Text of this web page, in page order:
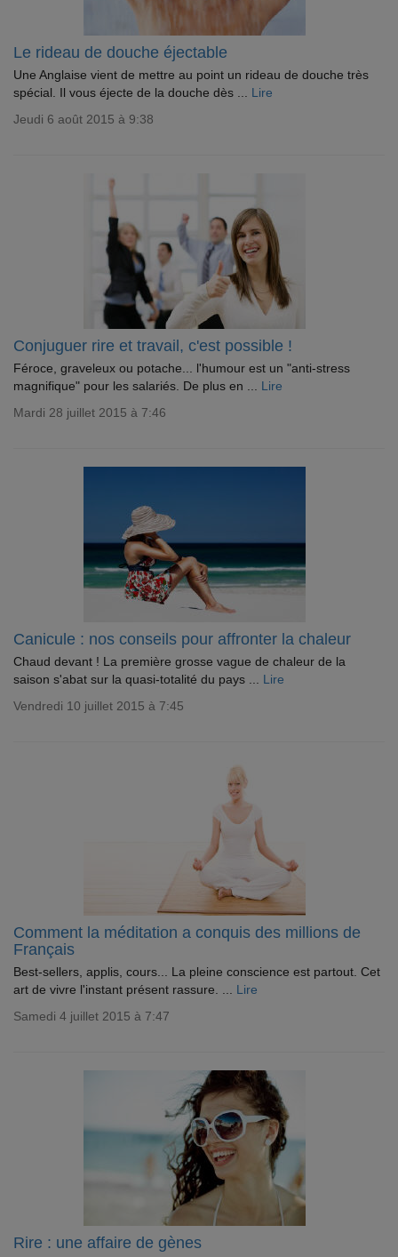
Le rideau de douche éjectable
Une Anglaise vient de mettre au point un rideau de douche très
spécial. Il vous éjecte de la douche dès ... Lire
Jeudi 6 août 2015 à 9:38
Conjuguer rire et travail, c'est possible !
Féroce, graveleux ou potache... l'humour est un "anti-stress
magnifique" pour les salariés. De plus en ... Lire
Mardi 28 juillet 2015 à 7:46
Canicule : nos conseils pour affronter la chaleur
Chaud devant ! La première grosse vague de chaleur de la
saison s'abat sur la quasi-totalité du pays ... Lire
Vendredi 10 juillet 2015 à 7:45
Comment la méditation a conquis des millions de
Français
Best-sellers, applis, cours... La pleine conscience est partout. Cet
art de vivre l'instant présent rassure. ... Lire
Samedi 4 juillet 2015 à 7:47
Rire : une affaire de gènes